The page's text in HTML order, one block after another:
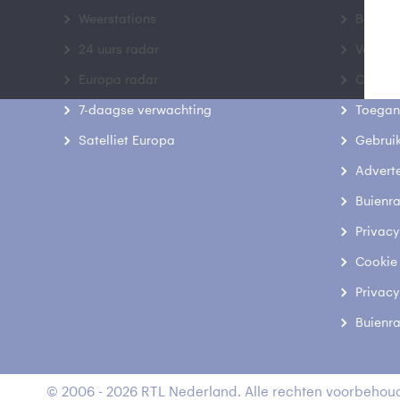
Weerstations
24 uurs radar
Europa radar
7-daagse verwachting
Satelliet Europa
Contact
© 2006 - 2026 RTL Nederland. Alle rechten